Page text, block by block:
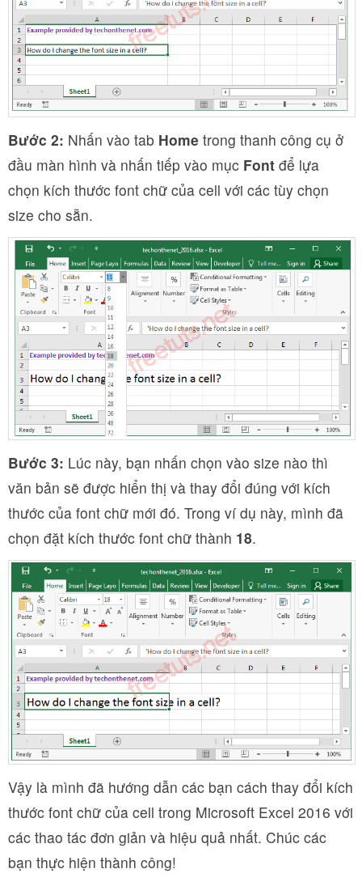
Bước 2: Nhấn vào tab Home trong thanh công cụ ở
đầu màn hình và nhấn tiếp vào mục Font để lựa
chọn kích thước font chữ của cell với các tùy chọn
size cho sẵn.
Bước 3: Lúc này, bạn nhấn chọn vào size nào thì
văn bản sẽ được hiển thị và thay đổi đúng với kích
thước của font chữ mới đó. Trong ví dụ này, mình đã
chọn đặt kích thước font chữ thành 18.
Vậy là mình đã hướng dẫn các bạn cách thay đổi kích
thước font chữ của cell trong Microsoft Excel 2016 với
các thao tác đơn giản và hiệu quả nhất. Chúc các
bạn thực hiện thành công!